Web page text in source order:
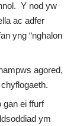
Y nod yw
ac adfer
yng “nghalon
agored,
gan ei ffurf
ym